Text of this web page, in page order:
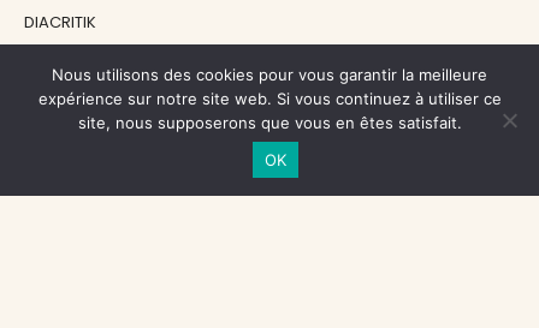
DIACRITIK
NOS SOUTIENS
CENTRE NATIONAL DU LIVRE
Nous utilisons des cookies pour vous garantir la meilleure
expérience sur notre site web. Si vous continuez à utiliser ce
site, nous supposerons que vous en êtes satisfait.
OK